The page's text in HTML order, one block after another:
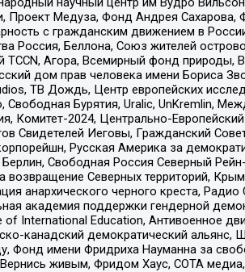
Проект Медуза, Фонд Андрея Сахарова,
с гражданским движением в
Россия, Беллона, Союз жителей
TCCN, Агора, Всемирный фонд природы,
дом прав человека имени Бориса
ТВ Дождь, Центр европейских
Свободная Бурятия, Uralic, UnKremlin,
Комитет-2024, Центрально-
Свидетелей Иеговы, Гражданский
Русская Америка за
Свободная Россия Северный
возвращение Северных территорий,
анархического черного креста,
академия поддержки гендерной
of International Education, Антивоенное
канадский демократический
Фонд имени Фридриха Науманна за
Вернись живым, Фридом Хаус, СОТА